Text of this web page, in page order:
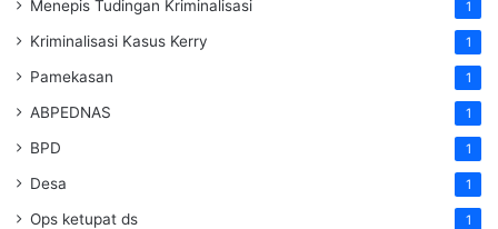
Menepis Tudingan Kriminalisasi 1
Kriminalisasi Kasus Kerry 1
Pamekasan 1
ABPEDNAS 1
BPD 1
Desa 1
Ops ketupat ds 1